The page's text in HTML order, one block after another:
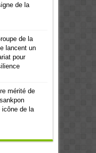
de la
de la
lancent un
pour
mérité de
icône de la